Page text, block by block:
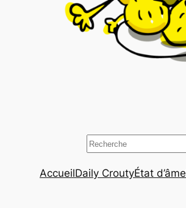
Rechercher
AccueilDaily CroutyÉtat d’âme